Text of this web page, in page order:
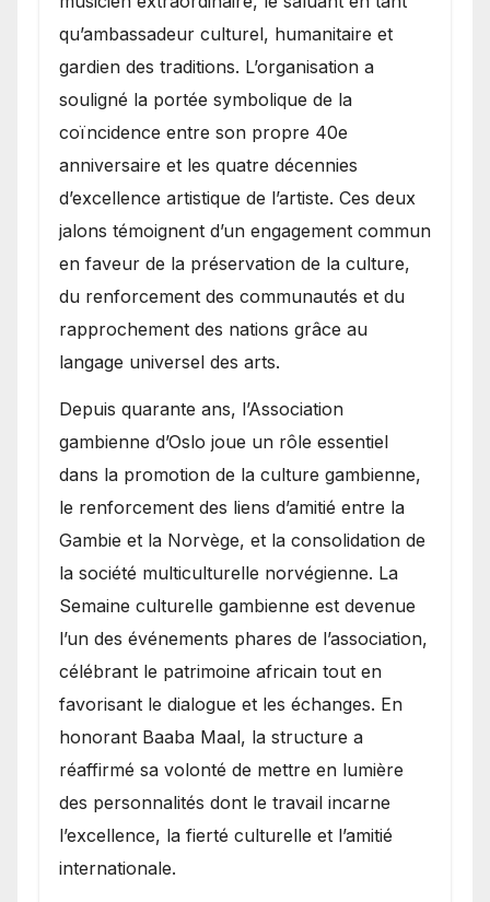
qu’ambassadeur culturel, humanitaire et
gardien des traditions. L’organisation a
souligné la portée symbolique de la
coïncidence entre son propre 40e
anniversaire et les quatre décennies
d’excellence artistique de l’artiste. Ces deux
jalons témoignent d’un engagement commun
en faveur de la préservation de la culture,
du renforcement des communautés et du
rapprochement des nations grâce au
langage universel des arts.
​Depuis quarante ans, l’Association
gambienne d’Oslo joue un rôle essentiel
dans la promotion de la culture gambienne,
le renforcement des liens d’amitié entre la
Gambie et la Norvège, et la consolidation de
la société multiculturelle norvégienne. La
Semaine culturelle gambienne est devenue
l’un des événements phares de l’association,
célébrant le patrimoine africain tout en
favorisant le dialogue et les échanges. En
honorant Baaba Maal, la structure a
réaffirmé sa volonté de mettre en lumière
des personnalités dont le travail incarne
l’excellence, la fierté culturelle et l’amitié
internationale.